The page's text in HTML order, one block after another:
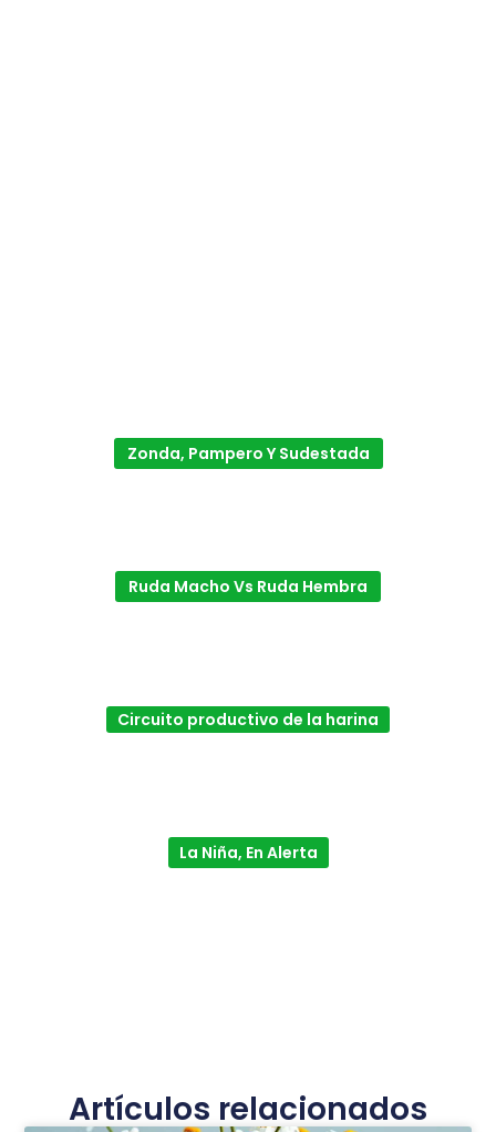
Zonda, Pampero Y Sudestada
Ruda Macho Vs Ruda Hembra
Circuito productivo de la harina
La Niña, En Alerta
Artículos relacionados